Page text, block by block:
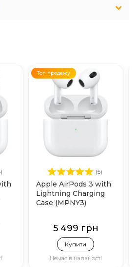
Топ продажу
(5)
Apple AirPods 3 with
Lightning Charging
Case (MPNY3)
5 499 грн
Купити
Немає в наявності